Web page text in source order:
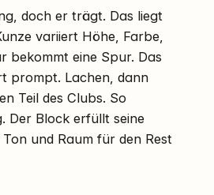
doch er trägt. Das liegt
variiert Höhe, Farbe,
bekommt eine Spur. Das
prompt. Lachen, dann
Teil des Clubs. So
Der Block erfüllt seine
und Raum für den Rest